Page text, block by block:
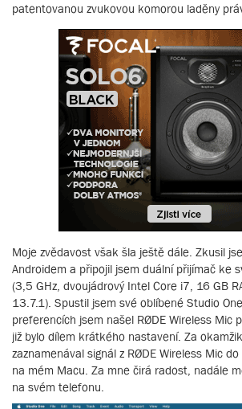
patentovanou zvukovou komorou laděny
Moje zvědavost však šla ještě dále. Zkusil
Androidem a připojil jsem duální přijímač ke
(3,5 GHz, dvoujádrový Intel Core i7, 16 GB
13.7.1). Spustil jsem své oblíbené Studio
preferencích jsem našel RØDE Wireless Mic
již bylo dílem krátkého nastavení. Za
zaznamenával signál z RØDE Wireless Mic
na mém Macu. Za mne čirá radost, nadále
na svém telefonu.